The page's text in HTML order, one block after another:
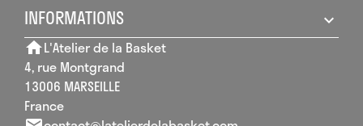
INFORMATIONS
homeL'Atelier de la Basket
4, rue Montgrand
13006 MARSEILLE
France